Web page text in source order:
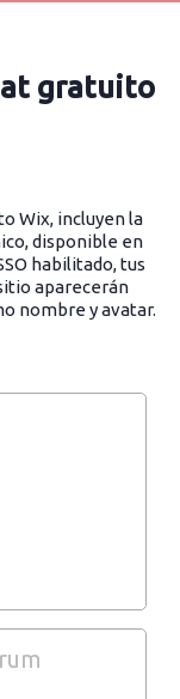
gratuito
Wix, incluyen la
disponible en
habilitado, tus
aparecerán
nombre y avatar.